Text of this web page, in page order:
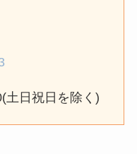
できない？バロ
方法を完全攻略
土日祝日を除く)